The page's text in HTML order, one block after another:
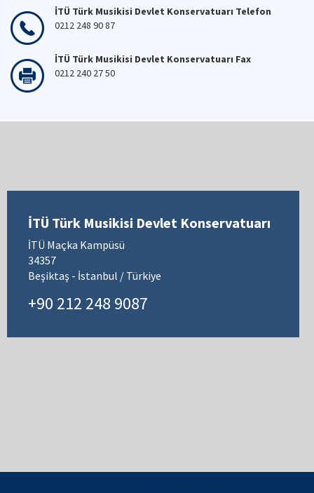
İTÜ Türk Musikisi Devlet Konservatuarı Telefon
0212 248 90 87
İTÜ Türk Musikisi Devlet Konservatuarı Fax
0212 240 27 50
İTÜ Türk Musikisi Devlet Konservatuarı
İTÜ Maçka Kampüsü
34357
Beşiktaş - İstanbul / Türkiye
+90 212 248 9087